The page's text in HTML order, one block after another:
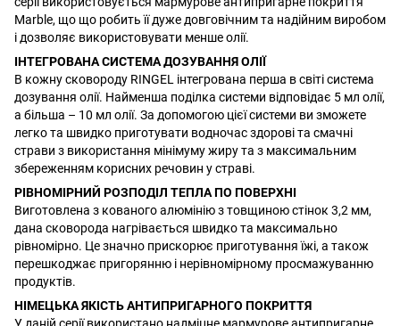
Marble, що що робить її дуже довговічним та надійним виробом
і дозволяє використовувати менше олії.
ІНТЕГРОВАНА СИСТЕМА ДОЗУВАННЯ ОЛІЇ
В кожну сковороду RINGEL інтегрована перша в світі система
дозування олії. Найменша поділка системи відповідає 5 мл олії,
а більша – 10 мл олії. За допомогою цієї системи ви зможете
легко та швидко приготувати водночас здорові та смачні
страви з використання мінімуму жиру та з максимальним
збереженням корисних речовин у страві.
РІВНОМІРНИЙ РОЗПОДІЛ ТЕПЛА ПО ПОВЕРХНІ
Виготовлена з кованого алюмінію з товщиною стінок 3,2 мм,
дана сковорода нагрівається швидко та максимально
рівномірно. Це значно прискорює приготування їжі, а також
перешкоджає пригорянню і нерівномірному просмажуванню
продуктів.
НІМЕЦЬКА ЯКІСТЬ АНТИПРИГАРНОГО ПОКРИТТЯ
У даній серії використано надміцне мармурове антипригарне